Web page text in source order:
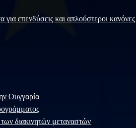
επενδύσεις και απλούστεροι κανόνες
Ουγγαρία
διακινητών μεταναστών